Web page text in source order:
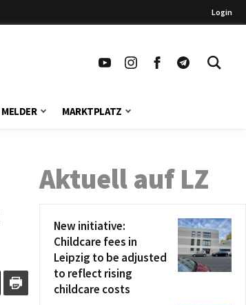
Login
MELDER MARKTPLATZ
Aktuell auf LZ
New initiative:
Childcare fees in
Leipzig to be adjusted
to reflect rising
childcare costs